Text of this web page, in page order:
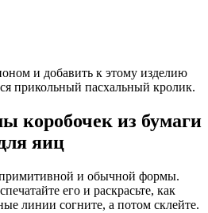
и добавить к этому изделию
прикольный пасхальный кролик.
коробочек из бумаги
яиц
и обычной формы.
его и раскрасьте, как
линии согните, а потом склейте.